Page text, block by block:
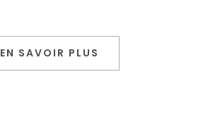
EN SAVOIR PLUS